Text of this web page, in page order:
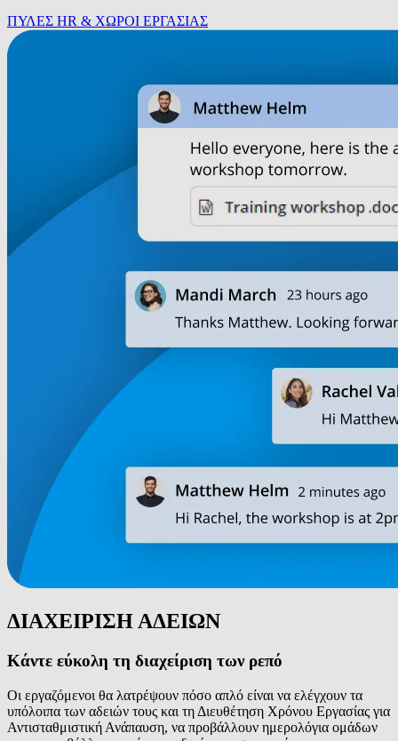
ΠΥΛΕΣ HR & ΧΩΡΟΙ ΕΡΓΑΣΙΑΣ
ΔΙΑΧΕΙΡΙΣΗ ΑΔΕΙΩΝ
Κάντε εύκολη τη διαχείριση των ρεπό
Οι εργαζόμενοι θα λατρέψουν πόσο απλό είναι να ελέγχουν τα
υπόλοιπα των αδειών τους και τη Διευθέτηση Χρόνου Εργασίας για
Αντισταθμιστική Ανάπαυση, να προβάλλουν ημερολόγια ομάδων